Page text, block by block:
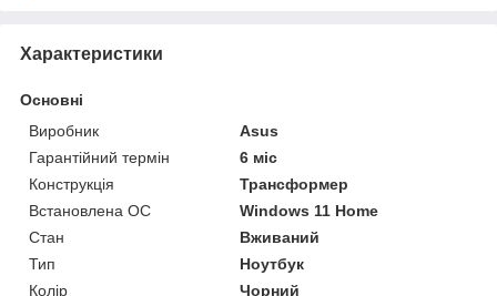
Характеристики
Основні
Виробник
Asus
Гарантійний термін
6 міс
Конструкція
Трансформер
Встановлена ОС
Windows 11 Home
Стан
Вживаний
Тип
Ноутбук
Колір
Чорний